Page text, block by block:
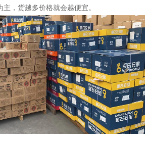
，货越多价格就会越便宜。